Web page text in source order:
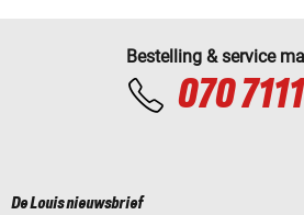
Bestelling & service
070
De Louis nieuwsbrief